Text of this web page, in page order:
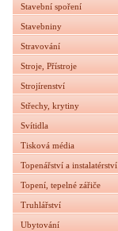
Stavební spoření
Stavebniny
Stravování
Stroje, Přístroje
Strojírenství
Střechy, krytiny
Svítidla
Tisková média
Topenářství a instalatérství
Topení, tepelné zářiče
Truhlářství
Ubytování